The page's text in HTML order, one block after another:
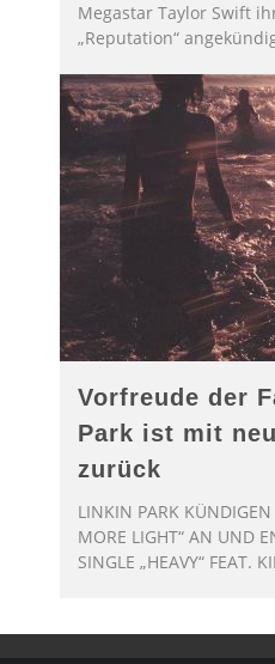
Megastar Taylor Swift
„Reputation“
Vorfreude der
Park ist mit
zurück
LINKIN PARK
MORE LIGHT“ AN UND
SINGLE „HEAVY“ FEAT.